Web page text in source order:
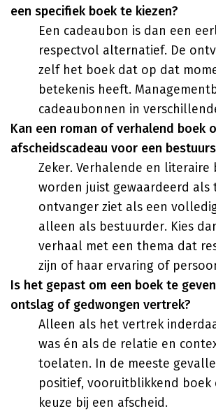
een specifiek boek te kiezen?
Een cadeaubon is dan een
respectvol alternatief. De
zelf het boek dat op dat
betekenis heeft.
cadeaubonnen in
Kan een roman of verhalend boek
afscheidscadeau voor een
Zeker. Verhalende en literaire
worden juist gewaardeerd als
ontvanger ziet als een
alleen als bestuurder. Kies
verhaal met een thema dat
zijn of haar ervaring of
Is het gepast om een boek te
ontslag of gedwongen vertrek?
Alleen als het vertrek
was én als de relatie en
toelaten. In de meeste
positief, vooruitblikkend boek
keuze bij een afscheid.